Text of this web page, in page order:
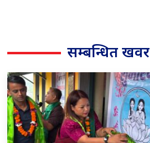
सम्बन्धित खवर